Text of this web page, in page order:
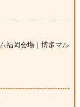
福岡会場｜博多マル